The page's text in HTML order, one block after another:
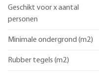
Geschikt voor x aantal
personen
Minimale ondergrond (m2)
Rubber tegels (m2)